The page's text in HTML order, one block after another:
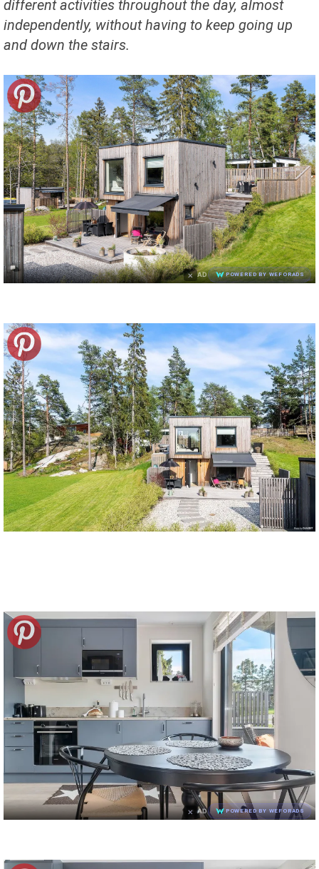
different activities throughout the day, almost
independently, without having to keep going up
and down the stairs.
× AD POWERED BY WEFORADS
× AD POWERED BY WEFORADS